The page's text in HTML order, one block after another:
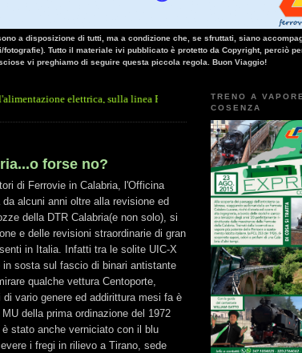
a disposizione di tutti, ma a condizione che, se sfruttati, siano
fotografie). Tutto il materiale ivi pubblicato è protetto da Copyright, perciò
vi preghiamo di seguire questa piccola regola. Buon Viaggio!
elettrica, sulla linea Paola - Cosenza, causa l'arresto
forse no?
di Ferrovie in Calabria, l'Officina
alcuni anni oltre alla revisione ed
della DTR Calabria(e non solo), si
e delle revisioni straordinarie di gran
in Italia. Infatti tra le solite UIC-X
sosta sul fascio di binari antistante
qualche vettura Centoporte,
vario genere ed addirittura mesi fa è
della prima ordinazione del 1972
stato anche verniciato con il blu
i fregi in rilievo a Tirano, sede
TRENO A
COSENZA